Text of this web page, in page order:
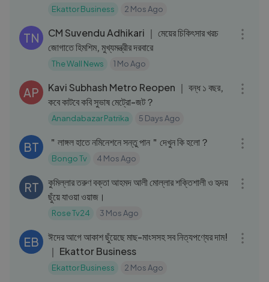
Ekattor Business 2 Mos Ago
TN
CM Suvendu Adhikari ｜ মেয়ের চিকিৎসার খরচ
জোগাতে হিমশিম, মুখ্যমন্ত্রীর দরবারে
The Wall News 1 Mo Ago
AP
Kavi Subhash Metro Reopen ｜ বন্ধ ১ বছর,
কবে কাটবে কবি সুভাষ মেট্রো-জট？
Anandabazar Patrika 5 Days Ago
BT ＂লাঙ্গল হাতে নমিনেশনে সন্তু পান＂দেখুন কি হলো？
Bongo Tv 4 Mos Ago
RT
কুমিল্লার তরুণ বক্তা আহমদ আলী মোল্লার শক্তিশালী ও হৃদয়
ছুঁয়ে যাওয়া ওয়াজ।
Rose Tv24 3 Mos Ago
EB
ঈদের আগে আকাশ ছুঁয়েছে মাছ-মাংসসহ সব নিত্যপণ্যের দাম!
｜ Ekattor Business
Ekattor Business 2 Mos Ago